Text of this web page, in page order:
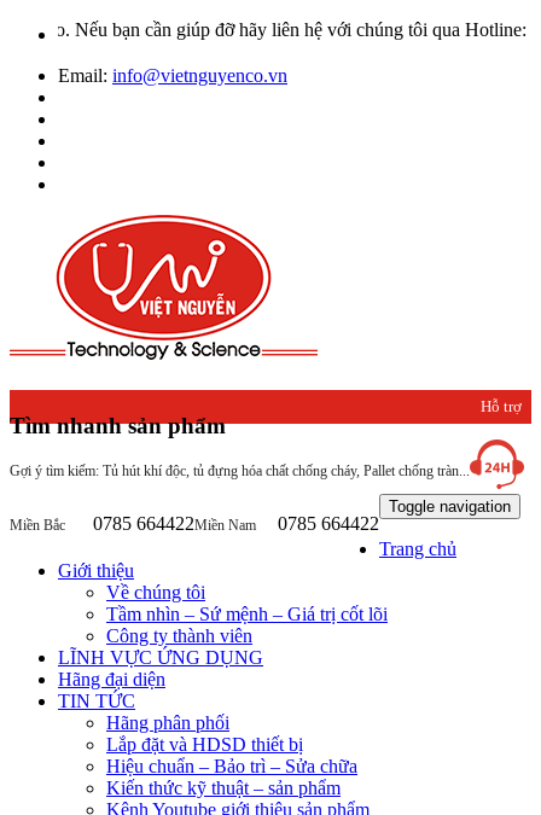
Nếu bạn cần giúp đỡ hãy liên hệ với chúng tôi qua Hotline: 0932
Email: info@vietnguyenco.vn
Tìm nhanh sản phẩm
Gợi ý tìm kiếm: Tủ hút khí độc, tủ đựng hóa chất chống cháy, Pallet chống tràn...
Hỗ trợ
khách
hàng
Miền Bắc 0785 664422Miền Nam 0785 664422
Toggle navigation
Trang chủ
Giới thiệu
Về chúng tôi
Tầm nhìn – Sứ mệnh – Giá trị cốt lõi
Công ty thành viên
LĨNH VỰC ỨNG DỤNG
Hãng đại diện
TIN TỨC
Hãng phân phối
Lắp đặt và HDSD thiết bị
Hiệu chuẩn – Bảo trì – Sửa chữa
Kiến thức kỹ thuật – sản phẩm
Kênh Youtube giới thiệu sản phẩm